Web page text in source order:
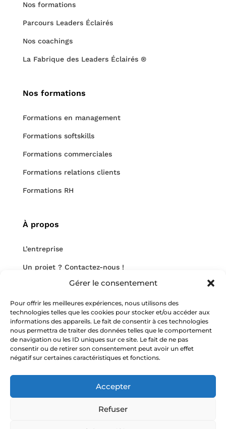
Gérer le consentement
Pour offrir les meilleures expériences, nous utilisons des
technologies telles que les cookies pour stocker et/ou accéder aux
informations des appareils. Le fait de consentir à ces technologies
nous permettra de traiter des données telles que le comportement
de navigation ou les ID uniques sur ce site. Le fait de ne pas
consentir ou de retirer son consentement peut avoir un effet
négatif sur certaines caractéristiques et fonctions.
Accepter
Refuser
Nos formations
Parcours Leaders Éclairés
Nos coachings
La Fabrique des Leaders Éclairés ®
Nos formations
Formations en management
Formations softskills
Formations commerciales
Formations relations clients
Formations RH
À propos
L’entreprise
Un projet ? Contactez-nous !
Nous rejoindre
Notre blog
Copyright HMR-Consulting
Tous droits réservés
Site web réalisé par 2cafes